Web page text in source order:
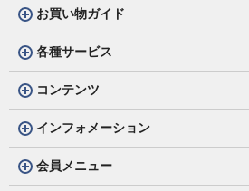
お買い物ガイド
各種サービス
コンテンツ
インフォメーション
会員メニュー